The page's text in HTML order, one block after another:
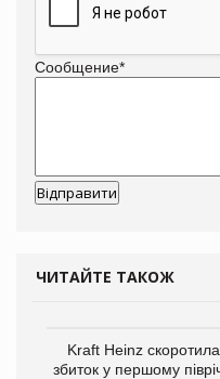
Сообщение*
ЧИТАЙТЕ ТАКОЖ
Kraft Heinz скоротила
збиток у першому